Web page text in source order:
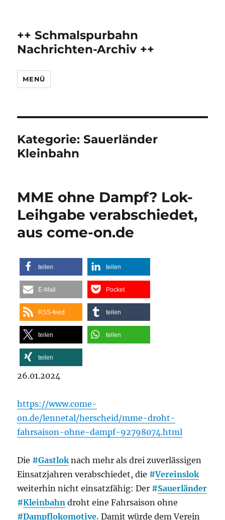
++ Schmalspurbahn
Nachrichten-Archiv ++
MENÜ
Kategorie:Sauerländer
Kleinbahn
MME ohne Dampf? Lok-
Leihgabe verabschiedet,
aus come-on.de
teilen teilen
E-Mail Pocket
RSS-feed teilen
teilen teilen
teilen
26.01.2024
https://www.come-
on.de/lennetal/herscheid/mme-droht-
fahrsaison-ohne-dampf-92798074.html
Die #Gastloknach mehr als drei zuverlässigen
Einsatzjahren verabschiedet, die #Vereinslok
weiterhin nicht einsatzfähig: Der #Sauerländer
#Kleinbahn droht eine Fahrsaison ohne
#Dampflokomotive. Damit würde dem Verein